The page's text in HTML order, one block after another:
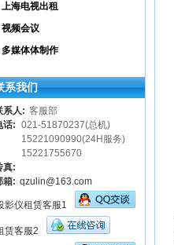
上海电视出租
视频会议
多媒体体制作
系我们
系人: 客服部
话: 021-51870237(总机)
15221090990(24H服务)
15221755670
真:
箱: qzulin@163.com
影仪租赁客服1
赁客服2